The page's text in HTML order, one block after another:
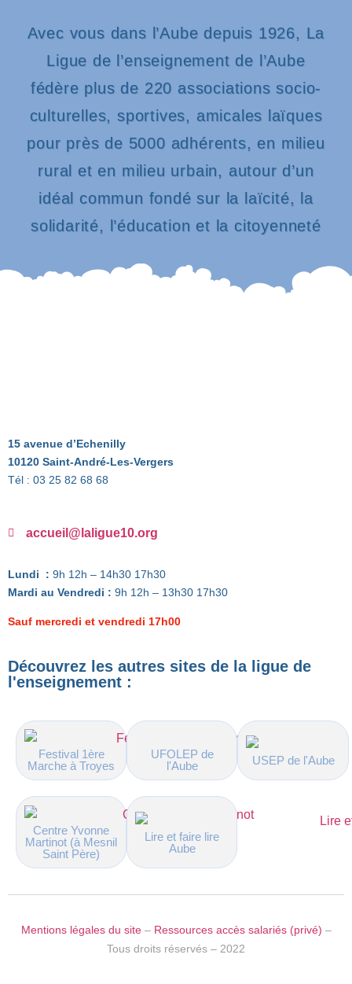
Avec vous dans l’Aube depuis 1926, La
Ligue de l’enseignement de l’Aube
fédère plus de 220 associations socio-
culturelles, sportives, amicales laïques
pour près de 5000 adhérents, en milieu
rural et en milieu urbain, autour d’un
idéal commun fondé sur la laïcité, la
solidarité, l’éducation et la citoyenneté
15 avenue d’Echenilly
10120 Saint-André-Les-Vergers
Tél : 03 25 82 68 68
accueil@laligue10.org
Lundi : 9h 12h – 14h30 17h30
Mardi au Vendredi : 9h 12h – 13h30 17h30
Sauf mercredi et vendredi 17h00
Découvrez les autres sites de la ligue de
l'enseignement :
Festival 1ère
Marche à Troyes
UFOLEP de
l'Aube
USEP de l'Aube
Centre Yvonne
Martinot (à Mesnil
Saint Père)
Lire et faire lire
Aube
Mentions légales du site– Ressources accès salariés (privé) –
Tous droits réservés – 2022